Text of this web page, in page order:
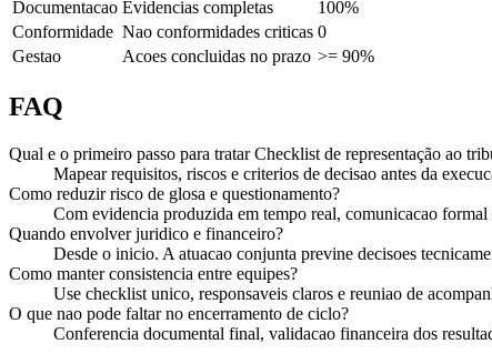
Documentacao Evidencias completas 100%
Conformidade Nao conformidades criticas 0
Gestao
Acoes concluidas no prazo >= 90%
FAQ
Qual e o primeiro passo para tratar Checklist de representação ao
Mapear requisitos, riscos e criterios de decisao antes da
Como reduzir risco de glosa e questionamento?
Com evidencia produzida em tempo real, comunicacao
Quando envolver juridico e financeiro?
Desde o inicio. A atuacao conjunta previne decisoes
Como manter consistencia entre equipes?
Use checklist unico, responsaveis claros e reuniao de
O que nao pode faltar no encerramento de ciclo?
Conferencia documental final, validacao financeira dos